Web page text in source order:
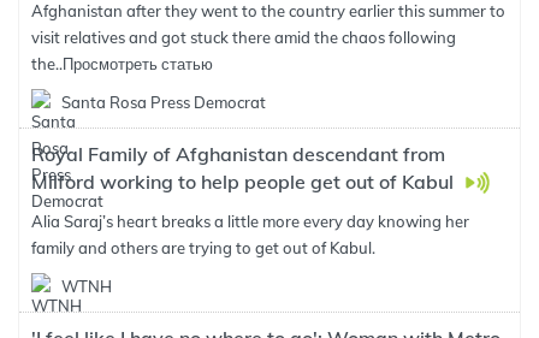
Afghanistan after they went to the country earlier this summer to
visit relatives and got stuck there amid the chaos following
the..Просмотреть статью
Santa Rosa Press Democrat
Royal Family of Afghanistan descendant from
Milford working to help people get out of Kabul
Alia Saraj’s heart breaks a little more every day knowing her
family and others are trying to get out of Kabul.
WTNH